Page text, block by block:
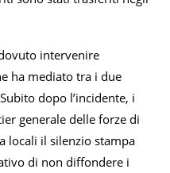
intervenire
ha mediato tra i due
dopo l’incidente, i
generale delle forze di
locali il silenzio stampa
di non diffondere i